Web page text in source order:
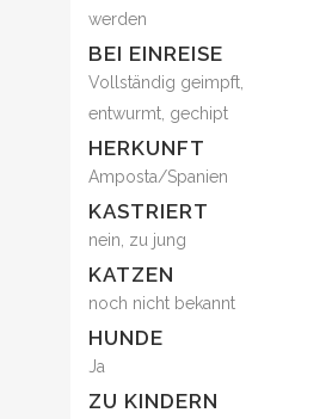
werden
BEI EINREISE
Vollständig geimpft,
entwurmt, gechipt
HERKUNFT
Amposta/Spanien
KASTRIERT
nein, zu jung
KATZEN
noch nicht bekannt
HUNDE
Ja
ZU KINDERN